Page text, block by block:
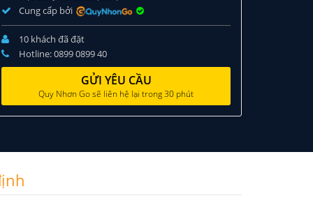
Cung cấp bởi
10 khách đã đặt
Hotline: 0899 0899 40
GỬI YÊU CẦU
Quy Nhơn Go sẽ liên hệ lại trong 30 phút